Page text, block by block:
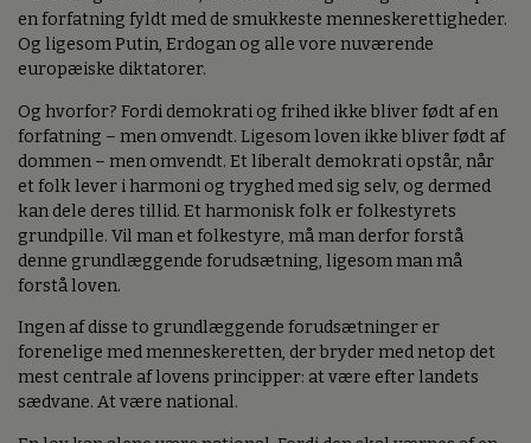
en forfatning fyldt med de smukkeste menneskerettigheder.
Og ligesom Putin, Erdogan og alle vore nuværende
europæiske diktatorer.
Og hvorfor? Fordi demokrati og frihed ikke bliver født af en
forfatning – men omvendt. Ligesom loven ikke bliver født af
dommen – men omvendt. Et liberalt demokrati opstår, når
et folk lever i harmoni og tryghed med sig selv, og dermed
kan dele deres tillid. Et harmonisk folk er folkestyrets
grundpille. Vil man et folkestyre, må man derfor forstå
denne grundlæggende forudsætning, ligesom man må
forstå loven.
Ingen af disse to grundlæggende forudsætninger er
forenelige med menneskeretten, der bryder med netop det
mest centrale af lovens principper: at være efter landets
sædvane. At være national.